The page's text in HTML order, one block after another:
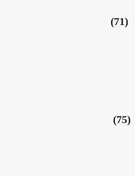
(71)
(75)